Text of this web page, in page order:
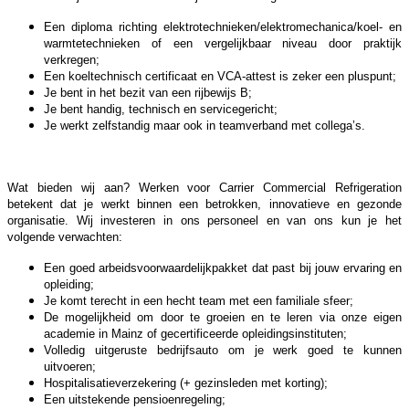
Een diploma richting elektrotechnieken/elektromechanica/koel- en
warmtetechnieken of een vergelijkbaar niveau door praktijk
verkregen;
Een koeltechnisch certificaat en VCA-attest is zeker een pluspunt;
Je bent in het bezit van een rijbewijs B;
Je bent handig, technisch en servicegericht;
Je werkt zelfstandig maar ook in teamverband met collega’s.
Wat bieden wij aan? Werken voor Carrier Commercial Refrigeration
betekent dat je werkt binnen een betrokken, innovatieve en gezonde
organisatie. Wij investeren in ons personeel en van ons kun je het
volgende verwachten:
Een goed arbeidsvoorwaardelijkpakket dat past bij jouw ervaring en
opleiding;
Je komt terecht in een hecht team met een familiale sfeer;
De mogelijkheid om door te groeien en te leren via onze eigen
academie in Mainz of gecertificeerde opleidingsinstituten;
Volledig uitgeruste bedrijfsauto om je werk goed te kunnen
uitvoeren;
Hospitalisatieverzekering (+ gezinsleden met korting);
Een uitstekende pensioenregeling;